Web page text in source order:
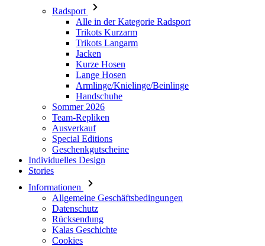
Radsport
Alle in der Kategorie Radsport
Trikots Kurzarm
Trikots Langarm
Jacken
Kurze Hosen
Lange Hosen
Armlinge/Knielinge/Beinlinge
Handschuhe
Sommer 2026
Team-Repliken
Ausverkauf
Special Editions
Geschenkgutscheine
Individuelles Design
Stories
Informationen
Allgemeine Geschäftsbedingungen
Datenschutz
Rücksendung
Kalas Geschichte
Cookies